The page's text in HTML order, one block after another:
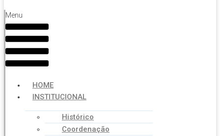
Menu
HOME
INSTITUCIONAL
Histórico
Coordenação